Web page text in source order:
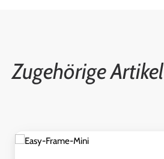
Zugehörige Artikel